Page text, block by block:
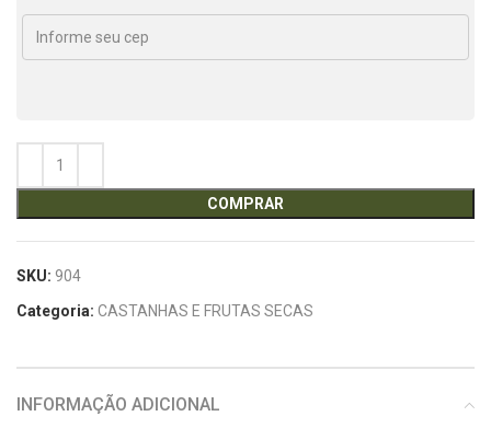
COMPRAR
SKU: 904
Categoria: CASTANHAS E FRUTAS SECAS
INFORMAÇÃO ADICIONAL